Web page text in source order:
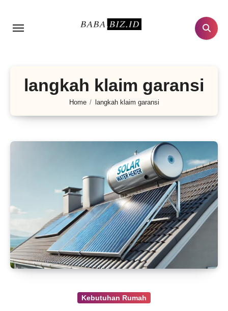
langkah klaim garansi
Home langkah klaim garansi
Kebutuhan Rumah